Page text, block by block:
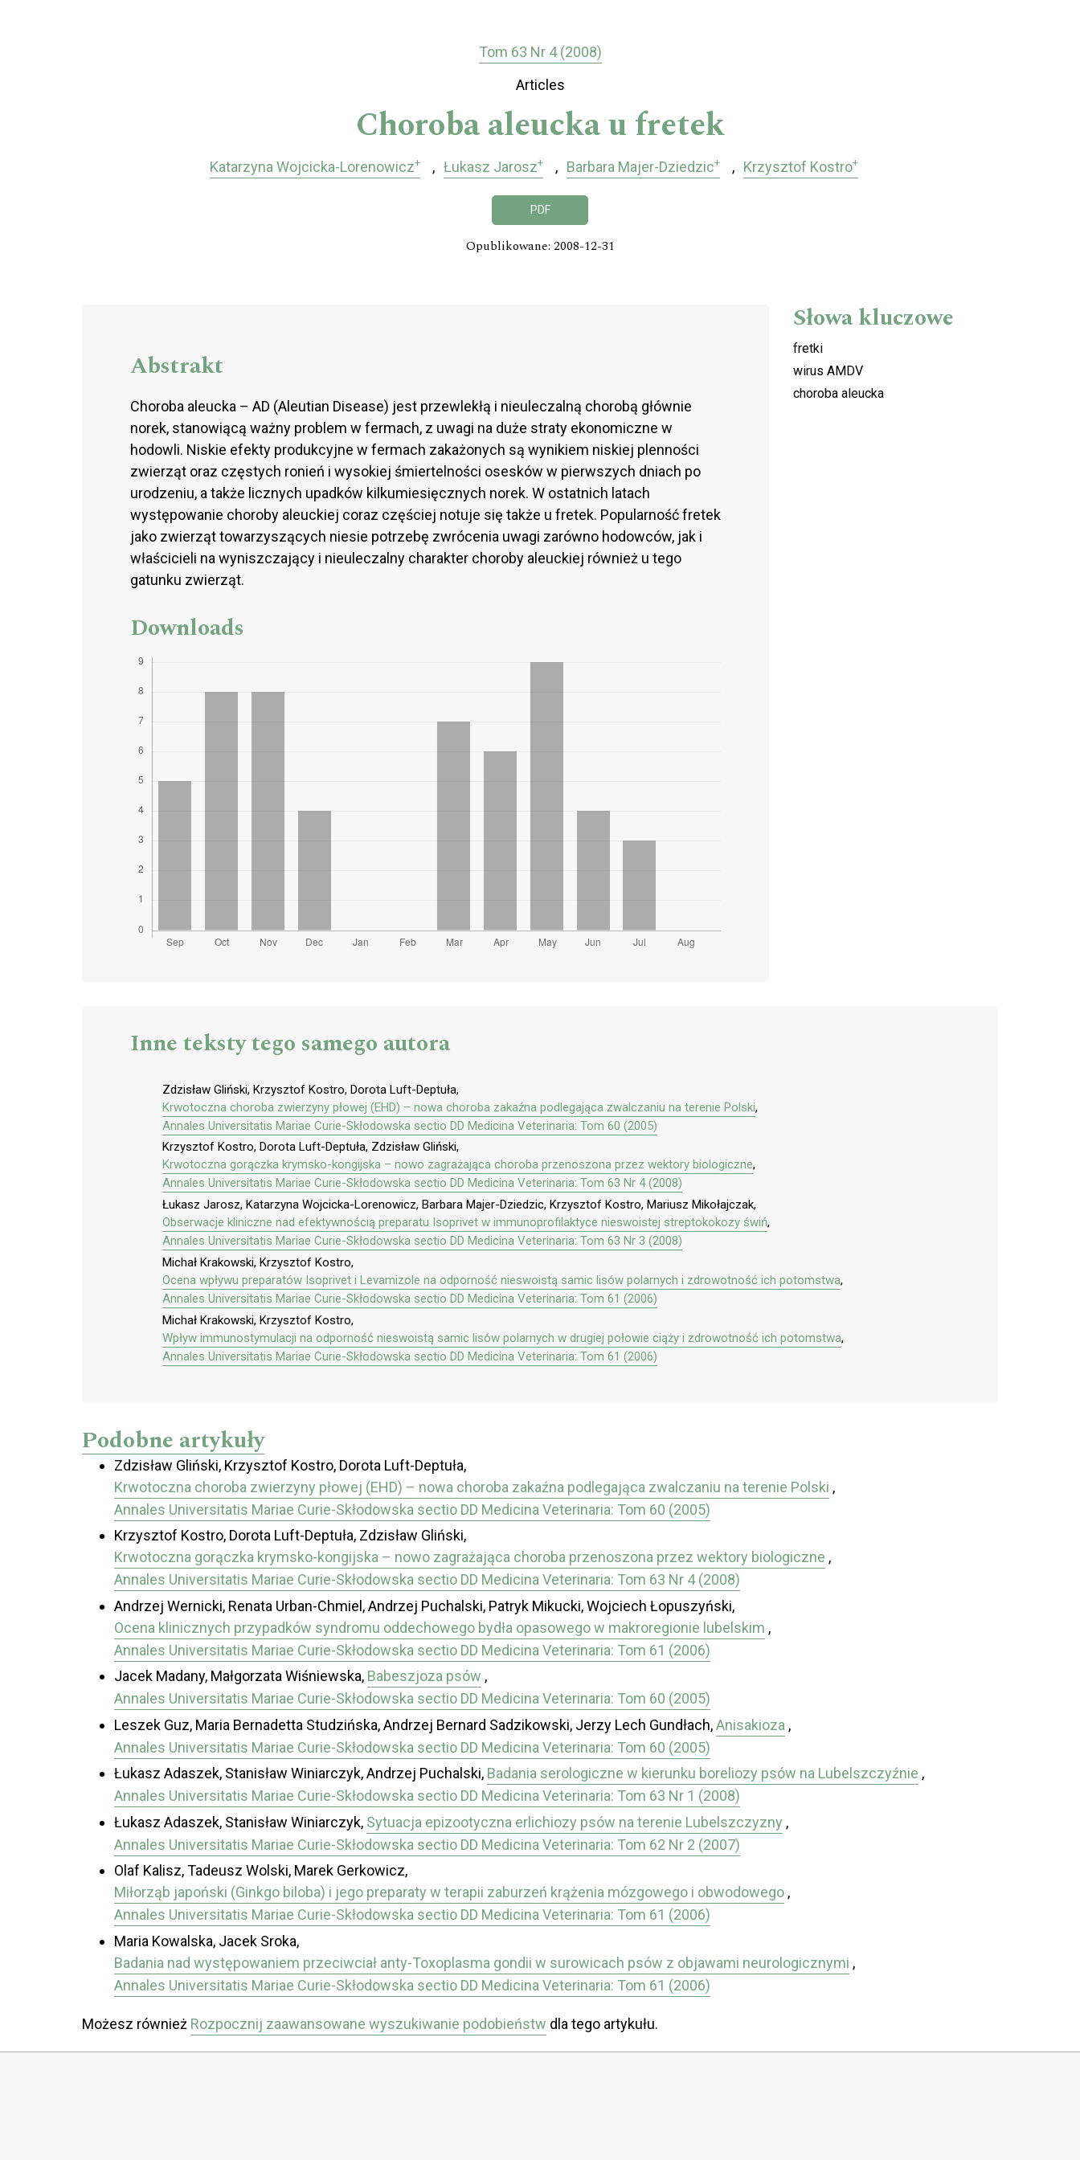
Tom 63 Nr 4 (2008)
Articles
Choroba aleucka u fretek
Katarzyna Wojcicka-Lorenowicz+ Łukasz Jarosz+ Barbara Majer-Dziedzic+ Krzysztof Kostro+
PDF
Opublikowane: 2008-12-31
Abstrakt
Choroba aleucka – AD (Aleutian Disease) jest przewlekłą i nieuleczalną chorobą głównie
norek, stanowiącą ważny problem w fermach, z uwagi na duże straty ekonomiczne w
hodowli. Niskie efekty produkcyjne w fermach zakażonych są wynikiem niskiej plenności
zwierząt oraz częstych ronień i wysokiej śmiertelności osesków w pierwszych dniach po
urodzeniu, a także licznych upadków kilkumiesięcznych norek. W ostatnich latach
występowanie choroby aleuckiej coraz częściej notuje się także u fretek. Popularność fretek
jako zwierząt towarzyszących niesie potrzebę zwrócenia uwagi zarówno hodowców, jak i
właścicieli na wyniszczający i nieuleczalny charakter choroby aleuckiej również u tego
gatunku zwierząt.
Downloads
Słowa kluczowe
fretki
wirus AMDV
choroba aleucka
Inne teksty tego samego autora
Zdzisław Gliński, Krzysztof Kostro, Dorota Luft-Deptuła,
Krwotoczna choroba zwierzyny płowej (EHD) – nowa choroba zakaźna podlegająca zwalczaniu na terenie Polski,
Annales Universitatis Mariae Curie-Skłodowska sectio DD Medicina Veterinaria: Tom 60 (2005)
Krzysztof Kostro, Dorota Luft-Deptuła, Zdzisław Gliński,
Krwotoczna gorączka krymsko-kongijska – nowo zagrażająca choroba przenoszona przez wektory biologiczne,
Annales Universitatis Mariae Curie-Skłodowska sectio DD Medicina Veterinaria: Tom 63 Nr 4 (2008)
Łukasz Jarosz, Katarzyna Wojcicka-Lorenowicz, Barbara Majer-Dziedzic, Krzysztof Kostro, Mariusz Mikołajczak,
Obserwacje kliniczne nad efektywnością preparatu Isoprivet w immunoprofilaktyce nieswoistej streptokokozy świń,
Annales Universitatis Mariae Curie-Skłodowska sectio DD Medicina Veterinaria: Tom 63 Nr 3 (2008)
Michał Krakowski, Krzysztof Kostro,
Ocena wpływu preparatów Isoprivet i Levamizole na odporność nieswoistą samic lisów polarnych i zdrowotność ich potomstwa,
Annales Universitatis Mariae Curie-Skłodowska sectio DD Medicina Veterinaria: Tom 61 (2006)
Michał Krakowski, Krzysztof Kostro,
Wpływ immunostymulacji na odporność nieswoistą samic lisów polarnych w drugiej połowie ciąży i zdrowotność ich potomstwa,
Annales Universitatis Mariae Curie-Skłodowska sectio DD Medicina Veterinaria: Tom 61 (2006)
Podobne artykuły
Zdzisław Gliński, Krzysztof Kostro, Dorota Luft-Deptuła,
Krwotoczna choroba zwierzyny płowej (EHD) – nowa choroba zakaźna podlegająca zwalczaniu na terenie Polski ,
Annales Universitatis Mariae Curie-Skłodowska sectio DD Medicina Veterinaria: Tom 60 (2005)
Krzysztof Kostro, Dorota Luft-Deptuła, Zdzisław Gliński,
Krwotoczna gorączka krymsko-kongijska – nowo zagrażająca choroba przenoszona przez wektory biologiczne ,
Annales Universitatis Mariae Curie-Skłodowska sectio DD Medicina Veterinaria: Tom 63 Nr 4 (2008)
Andrzej Wernicki, Renata Urban-Chmiel, Andrzej Puchalski, Patryk Mikucki, Wojciech Łopuszyński,
Ocena klinicznych przypadków syndromu oddechowego bydła opasowego w makroregionie lubelskim ,
Annales Universitatis Mariae Curie-Skłodowska sectio DD Medicina Veterinaria: Tom 61 (2006)
Jacek Madany, Małgorzata Wiśniewska, Babeszjoza psów ,
Annales Universitatis Mariae Curie-Skłodowska sectio DD Medicina Veterinaria: Tom 60 (2005)
Leszek Guz, Maria Bernadetta Studzińska, Andrzej Bernard Sadzikowski, Jerzy Lech Gundłach,Anisakioza ,
Annales Universitatis Mariae Curie-Skłodowska sectio DD Medicina Veterinaria: Tom 60 (2005)
Łukasz Adaszek, Stanisław Winiarczyk, Andrzej Puchalski, Badania serologiczne w kierunku boreliozy psów na Lubelszczyźnie ,
Annales Universitatis Mariae Curie-Skłodowska sectio DD Medicina Veterinaria: Tom 63 Nr 1 (2008)
Łukasz Adaszek, Stanisław Winiarczyk, Sytuacja epizootyczna erlichiozy psów na terenie Lubelszczyzny ,
Annales Universitatis Mariae Curie-Skłodowska sectio DD Medicina Veterinaria: Tom 62 Nr 2 (2007)
Olaf Kalisz, Tadeusz Wolski, Marek Gerkowicz,
Miłorząb japoński (Ginkgo biloba) i jego preparaty w terapii zaburzeń krążenia mózgowego i obwodowego ,
Annales Universitatis Mariae Curie-Skłodowska sectio DD Medicina Veterinaria: Tom 61 (2006)
Maria Kowalska, Jacek Sroka,
Badania nad występowaniem przeciwciał anty-Toxoplasma gondii w surowicach psów z objawami neurologicznymi ,
Annales Universitatis Mariae Curie-Skłodowska sectio DD Medicina Veterinaria: Tom 61 (2006)
Możesz również Rozpocznij zaawansowane wyszukiwanie podobieństw dla tego artykułu.